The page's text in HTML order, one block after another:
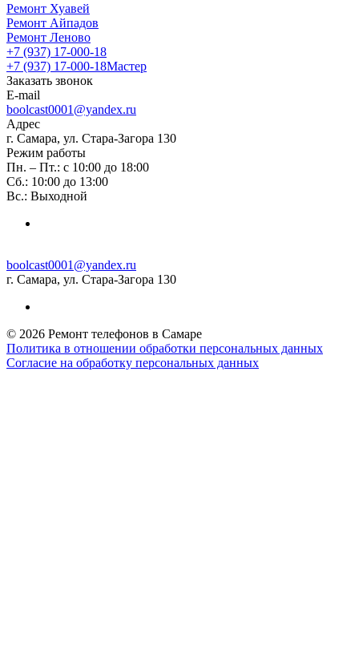
Ремонт Хуавей
Ремонт Айпадов
Ремонт Леново
+7 (937) 17-000-18
+7 (937) 17-000-18Мастер
Заказать звонок
E-mail
boolcast0001@yandex.ru
Адрес
г. Самара, ул. Стара-Загора 130
Режим работы
Пн. – Пт.: с 10:00 до 18:00
Сб.: 10:00 до 13:00
Вс.: Выходной
boolcast0001@yandex.ru
г. Самара, ул. Стара-Загора 130
© 2026 Ремонт телефонов в Самаре
Политика в отношении обработки персональных данных
Согласие на обработку персональных данных